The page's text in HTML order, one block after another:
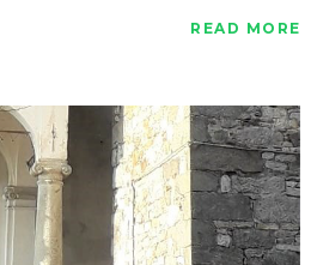
READ MORE